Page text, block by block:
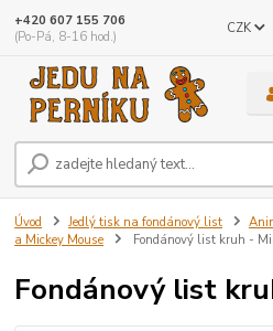
CZK
+420 607 155 706
(Po-Pá, 8-16 hod.)
Úvod Jedlý tisk na fondánový list
a Mickey Mouse
Fondánový list kruh -
Fondánový list